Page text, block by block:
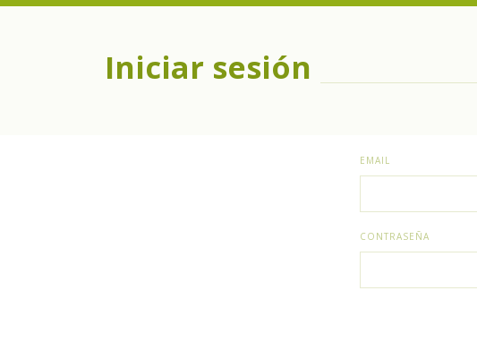
Iniciar sesión
EMAIL
CONTRASEÑA